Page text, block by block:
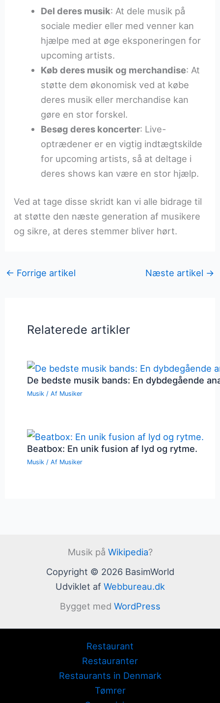
Del deres musik: At dele musik på
sociale medier eller med venner kan
hjælpe med at øge eksponeringen for
upcoming artists.
Køb deres musik og merchandise: At
støtte dem økonomisk ved at købe
deres musik eller merchandise kan
gøre en stor forskel.
Besøg deres koncerter: Live-
optrædener er en vigtig indtægtskilde
for upcoming artists, så at deltage i
deres shows kan være en stor hjælp.
Ved at tage disse skridt kan vi alle bidrage til
at støtte den næste generation af musikere
og sikre, at deres stemmer bliver hørt.
← Forrige artikel Næste artikel →
Relaterede artikler
De bedste musik bands: En dybdegående
Musik / Af Musiker
Beatbox: En unik fusion af lyd og rytme.
Musik / Af Musiker
Musik på Wikipedia?
Copyright © 2026 BasimWorld
Udviklet af Webbureau.dk
Bygget med WordPress
Restaurant
Restauranter
Restaurants in Denmark
Tømrer